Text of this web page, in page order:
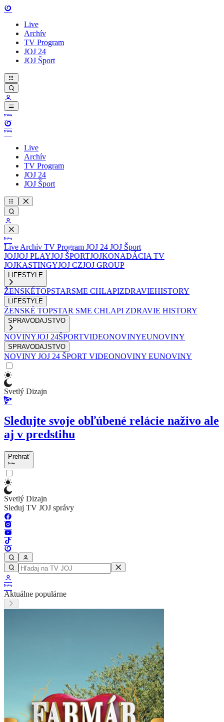
Live
Archív
TV Program
JOJ 24
JOJ Šport
Live
Archív
TV Program
JOJ 24
JOJ Šport
Live Archív TV Program JOJ 24 JOJ Šport
JOJJOJ PLAYJOJ ŠPORTJOJKONADÁCIA TV
JOJKASTINGYJOJ CZJOJ GROUP
LIFESTYLE
ŽENSKÉTOPSTARSME CHLAPIZDRAVIEHISTORY
LIFESTYLE
ŽENSKÉ TOPSTAR SME CHLAPI ZDRAVIE HISTORY
SPRAVODAJSTVO
NOVINYJOJ 24ŠPORTVIDEONOVINYEUNOVINY
SPRAVODAJSTVO
NOVINY JOJ 24 ŠPORT VIDEONOVINY EUNOVINY
Svetlý Dizajn
Sledujte svoje obľúbené relácie naživo ale
aj v predstihu
Prehrať
Svetlý Dizajn
Sleduj TV JOJ správy
Aktuálne populárne